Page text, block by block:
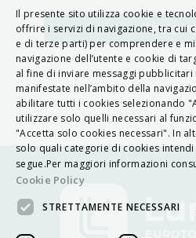
Il presente sito utilizza cookie e
offrire i servizi di navigazione, tra cui
e di terze parti) per comprendere e
navigazione dell’utente e cookie di
al fine di inviare messaggi
manifestate nell’ambito della
abilitare tutti i cookies selezionando
utilizzare solo quelli necessari al
"Accetta solo cookies necessari". In
solo quali categorie di cookies
segue.Per maggiori informazioni
Cookie Policy
STRETTAMENTE NECESSARI